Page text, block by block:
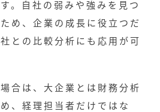
。自社の弱みや強みを見つ
め、企業の成長に役立つだ
との比較分析にも応用が可
合は、大企業とは財務分析
、経理担当者だけではな